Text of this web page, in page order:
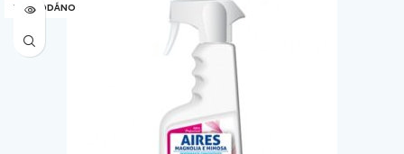
VYPRODÁNO